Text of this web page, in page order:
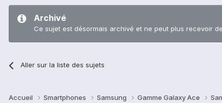
Archivé
Ce sujet est désormais archivé et ne peut plus recevoir
Aller sur la liste des sujets
Accueil Smartphones Samsung Gamme Galaxy Ace